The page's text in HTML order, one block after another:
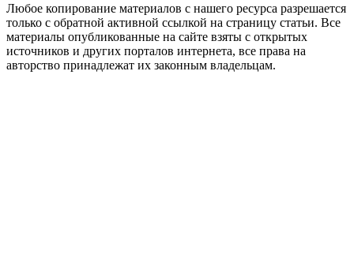
Любое копирование материалов с нашего ресурса разрешается
только с обратной активной ссылкой на страницу статьи. Все
материалы опубликованные на сайте взяты с открытых
источников и других порталов интернета, все права на
авторство принадлежат их законным владельцам.